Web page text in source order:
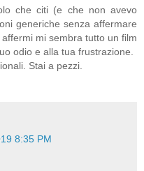
che citi (e che non avevo
generiche senza affermare
mi sembra tutto un film
odio e alla tua frustrazione.
Stai a pezzi.
8:35 PM